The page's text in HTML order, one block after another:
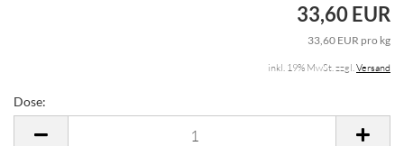
33,60 EUR
33,60 EUR pro kg
inkl. 19% MwSt. zzgl.Versand
Dose: